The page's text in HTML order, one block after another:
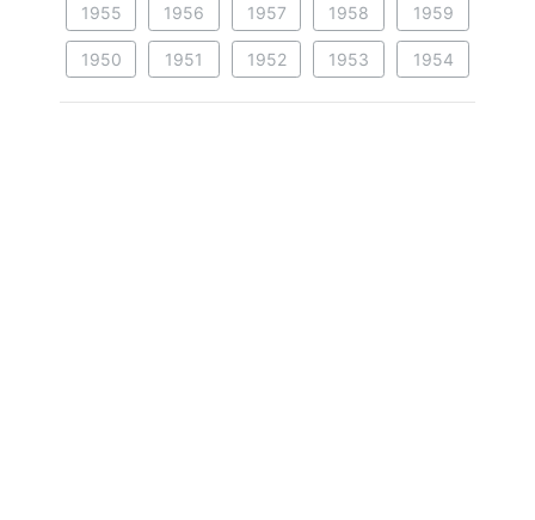
1955 1956 1957 1958 1959
1950 1951 1952 1953 1954